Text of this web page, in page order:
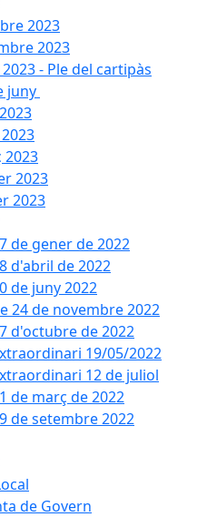
2023
2023
2023 - Ple del cartipàs
juny
2023
2023
2023
de gener de 2022
d'abril de 2022
de juny 2022
24 de novembre 2022
d'octubre de 2022
19/05/2022
12 de juliol
de març de 2022
de setembre 2022
de Govern